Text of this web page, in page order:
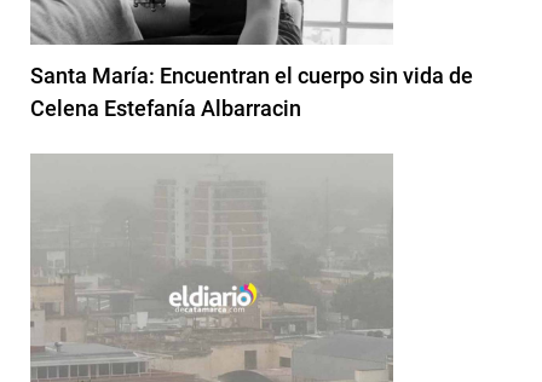
Santa María: Encuentran el cuerpo sin vida de
Celena Estefanía Albarracin